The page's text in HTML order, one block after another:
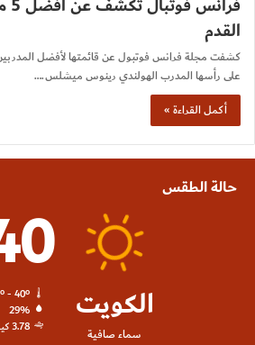
القدم
كشفت مجلة فرانس فوتبول عن قائمتها لأفضل
على رأسها المدرب الهولندي رينوس ميشلس.…
أكمل القراءة »
حالة الطقس
الكويت
سماء صافية
41º - 40º
29%
3.78 كيلومتر/ساعة